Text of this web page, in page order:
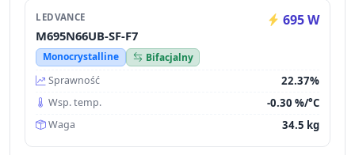
LEDVANCE 695 W
M695N66UB-SF-F7
Monocrystalline
Bifacjalny
Sprawność
22.37%
Wsp. temp. -0.30 %/°C
Waga 34.5 kg